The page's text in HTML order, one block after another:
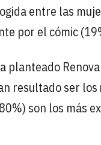
entre las
por el cómic
planteado
resultado ser los
son los más